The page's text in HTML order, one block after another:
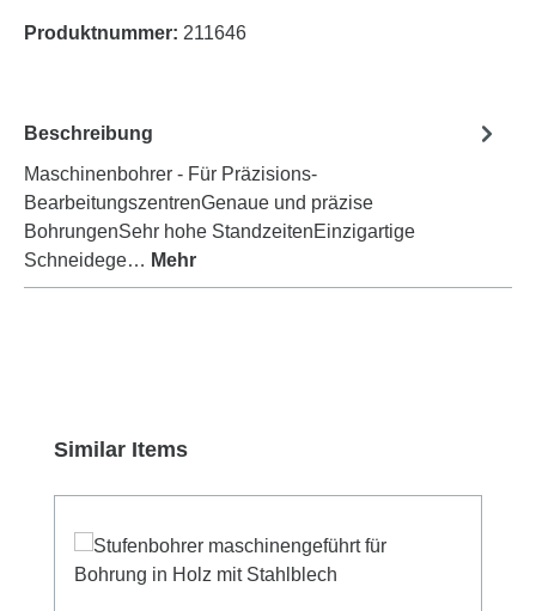
Produktnummer: 211646
Beschreibung
Maschinenbohrer - Für Präzisions-
BearbeitungszentrenGenaue und präzise
BohrungenSehr hohe StandzeitenEinzigartige
Schneidege… Mehr
Produktgalerie überspringen
Similar Items